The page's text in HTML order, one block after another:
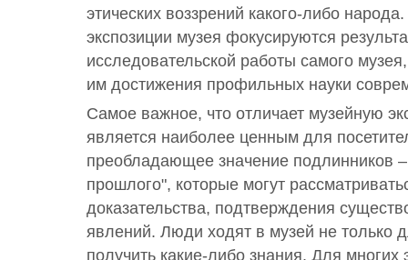
этических воззрений какого-либо
экспозиции музея фокусируются
исследовательской работы самого
им достижения профильных науки
Самое важное, что отличает музейную
является наиболее ценным для
преобладающее значение подлинников
прошлого", которые могут
доказательства, подтверждения
явлений. Люди ходят в музей не только
получить какие-либо знания. Для многих